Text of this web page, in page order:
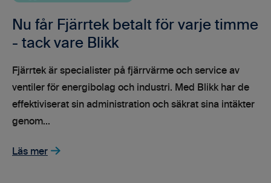
Nu får Fjärrtek betalt för varje timme
- tack vare Blikk
Fjärrtek är specialister på fjärrvärme och service av
ventiler för energibolag och industri. Med Blikk har de
effektiviserat sin administration och säkrat sina intäkter
genom...
Läs mer